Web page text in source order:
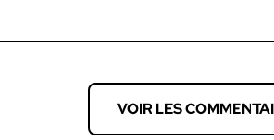
VOIR LES